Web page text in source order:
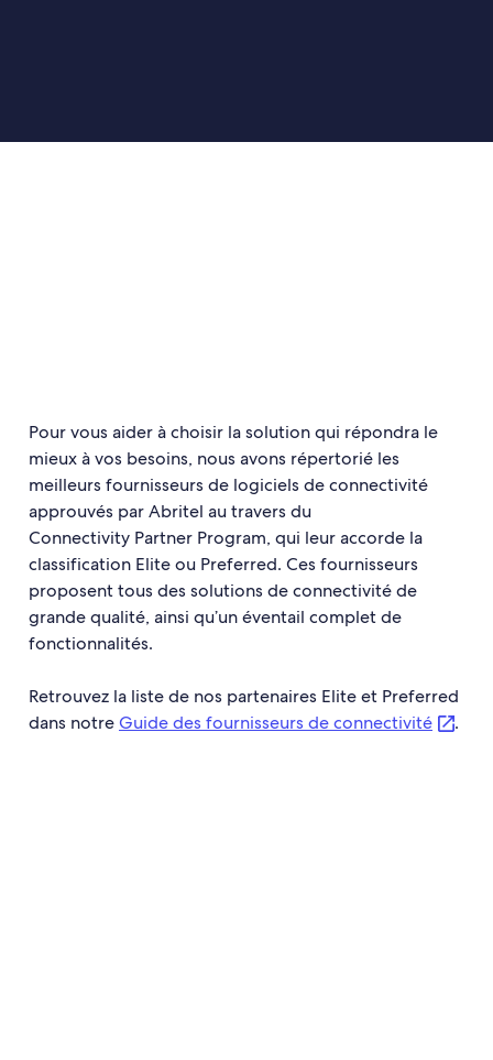
Pour vous aider à choisir la solution qui répondra le
mieux à vos besoins, nous avons répertorié les
meilleurs fournisseurs de logiciels de connectivité
approuvés par Abritel au travers du
Connectivity Partner Program, qui leur accorde la
classification Elite ou Preferred. Ces fournisseurs
proposent tous des solutions de connectivité de
grande qualité, ainsi qu’un éventail complet de
fonctionnalités.
Retrouvez la liste de nos partenaires Elite et Preferred
dans notreGuide des fournisseurs de connectivité .